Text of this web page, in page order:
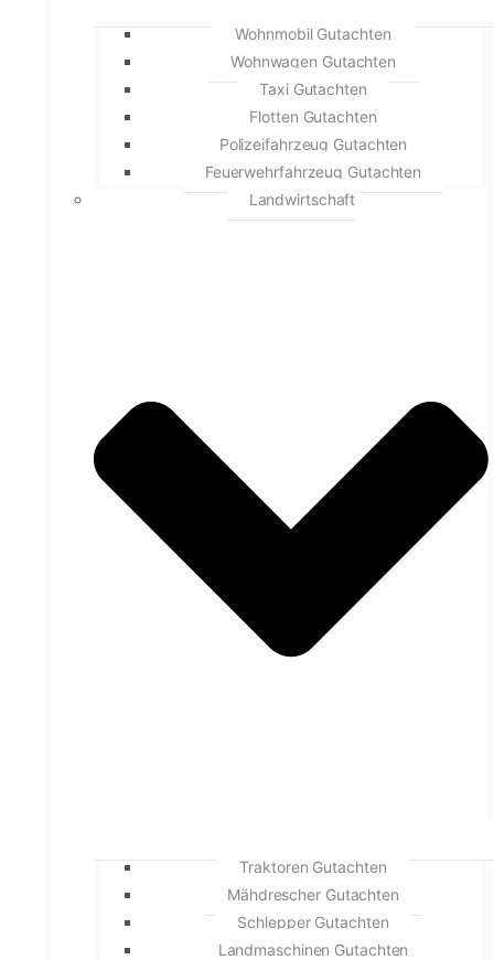
Wohnmobil Gutachten
Wohnwagen Gutachten
Taxi Gutachten
Flotten Gutachten
Polizeifahrzeug Gutachten
Feuerwehrfahrzeug Gutachten
Landwirtschaft
Traktoren Gutachten
Mähdrescher Gutachten
Schlepper Gutachten
Landmaschinen Gutachten